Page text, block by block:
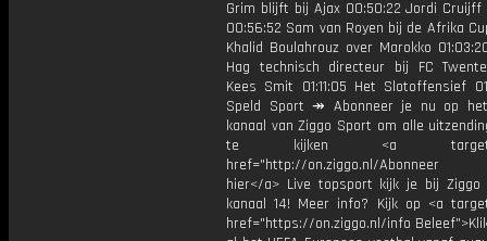
Grim blijft bij Ajax 00:50:22 Jordi Cruijff
00:56:52 Sam van Royen bij de Afrika
Khalid Boulahrouz over Marokko
Hag technisch directeur bij FC
Kees Smit 01:11:05 Het Slotoffensief
Speld Sport ↠ Abonneer je nu op het
kanaal van Ziggo Sport om alle
te kijken <a
href="http://on.ziggo.nl/
hier</a> Live topsport kijk je bij
kanaal 14! Meer info? Kijk op <a
href="https://on.ziggo.nl/info